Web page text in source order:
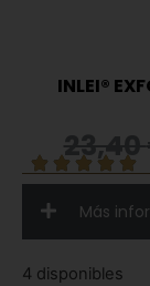
INLEI®
23,40
Más
4 disponibles